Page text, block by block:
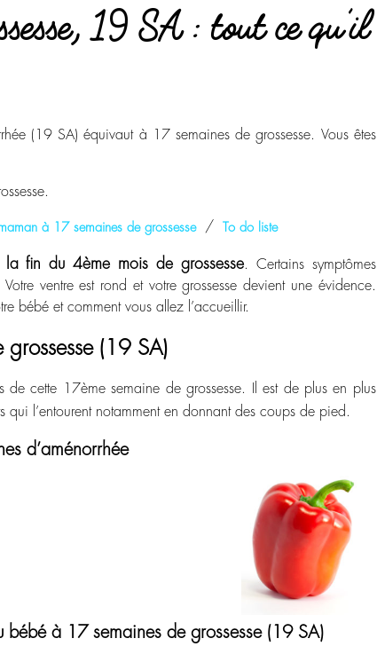
19 SA : tout ce qu’il
(19 SA) équivaut à 17 semaines de grossesse. Vous êtes
à 17 semaines de grossesse/ To do liste
la fin du 4ème mois de grossesse. Certains symptômes
ventre est rond et votre grossesse devient une évidence.
bébé et comment vous allez l’accueillir.
(19 SA)
de cette 17èmesemaine de grossesse. Il est de plus en plus
qui l’entourent notamment en donnant des coups de pied.
d’aménorrhée
bébé à 17 semaines de grossesse (19 SA)